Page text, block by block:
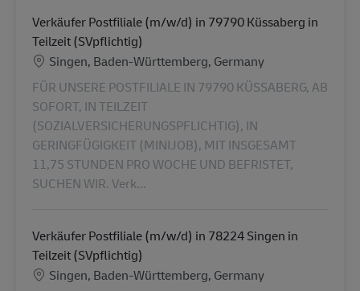
Verkäufer Postfiliale (m/w/d) in 79790 Küssaberg in
Teilzeit (SVpflichtig)
Location
Singen, Baden-Württemberg, Germany
FÜR UNSERE POSTFILIALE IN 79790 KÜSSABERG, AB
SOFORT, IN TEILZEIT
(SOZIALVERSICHERUNGSPFLICHTIG), IN
GERINGFÜGIGKEIT (MINIJOB), MIT INSGESAMT
11,75 STUNDEN PRO WOCHE UND BEFRISTET,
SUCHEN WIR. Verk...
Verkäufer Postfiliale (m/w/d) in 78224 Singen in
Teilzeit (SVpflichtig)
Location
Singen, Baden-Württemberg, Germany